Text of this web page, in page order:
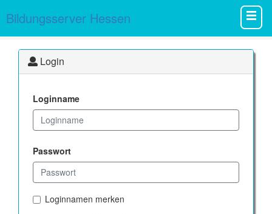
Bildungsserver Hessen
Login
Loginname
Passwort
Loginnamen merken